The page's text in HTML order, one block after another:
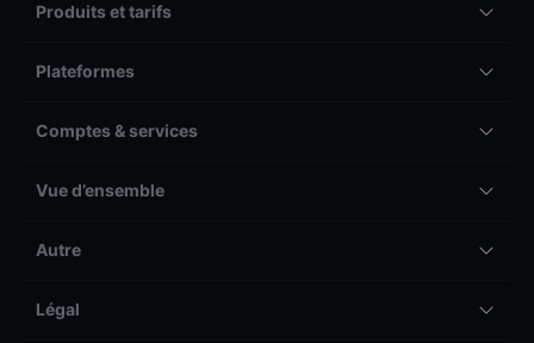
Produits et tarifs
Plateformes
Comptes & services
Vue d’ensemble
Autre
Légal